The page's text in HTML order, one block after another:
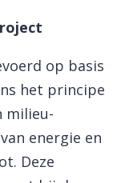
op basis
het principe
milieu-
energie en
Deze